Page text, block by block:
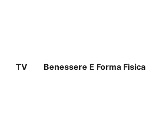
TV Benessere E Forma Fisica